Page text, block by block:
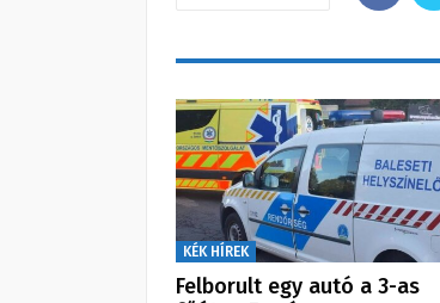
KÉK HÍREK
Felborult egy autó a 3-as